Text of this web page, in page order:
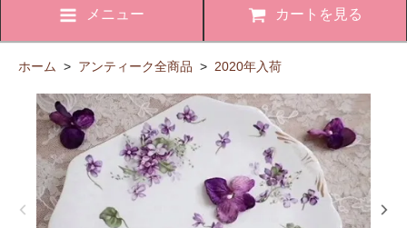
メニュー カートを見る
ホーム > アンティーク全商品 > 2020年入荷